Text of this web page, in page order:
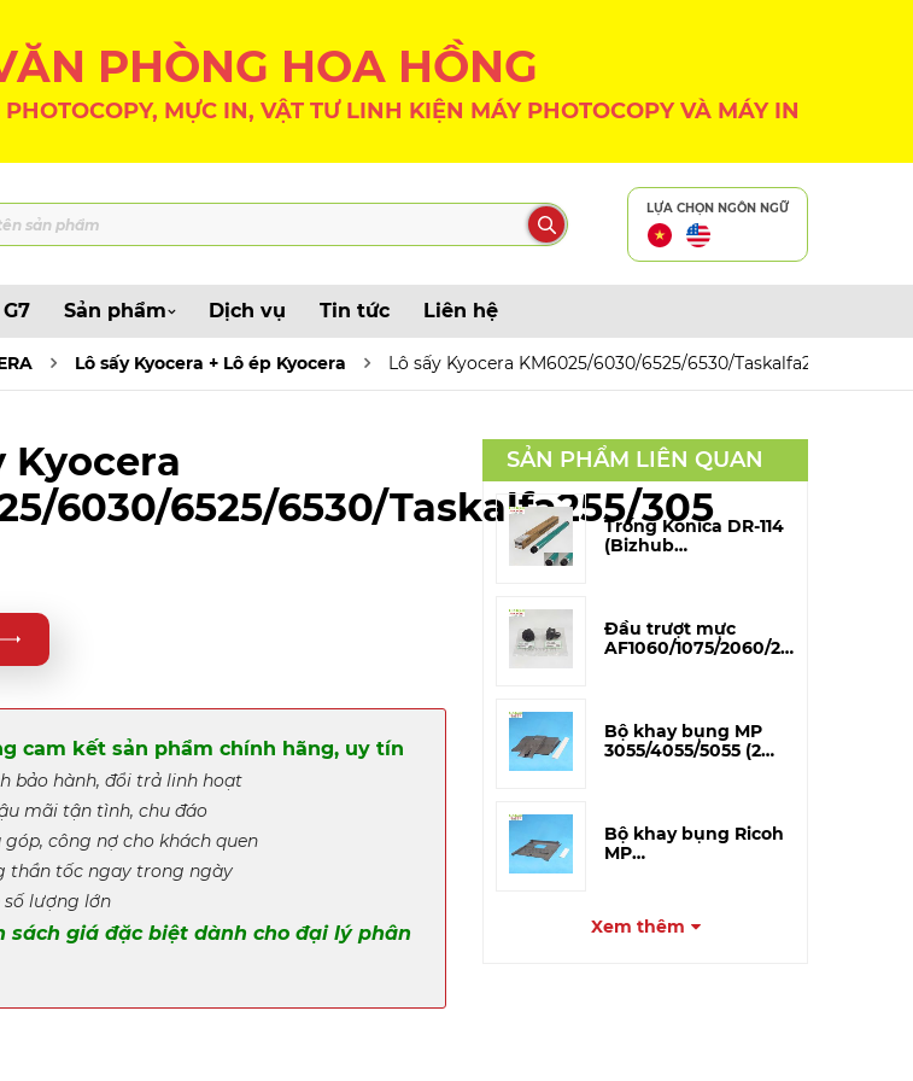
PHÒNG HOA HỒNG
MỰC IN, VẬT TƯ LINH KIỆN MÁY PHOTOCOPY VÀ MÁY IN
LỰA CHỌN NGÔN NGỮ
Sản phẩm Dịch vụ Tin tức Liên hệ
Lô sấy Kyocera + Lô ép Kyocera Lô sấy Kyocera KM6025/6030/6525/6530/Taskalfa255/305 –
Kyocera
6030/6525/6530/Taskalfa255/305
cam kết sản phẩm chính hãng, uy tín
bảo hành, đổi trả linh hoạt
mãi tận tình, chu đáo
công nợ cho khách quen
thần tốc ngay trong ngày
số lượng lớn
sách giá đặc biệt dành cho đại lý phân
SẢN PHẨM LIÊN QUAN
Trống Konica DR-114
(Bizhub
Đầu trượt mực
AF1060/1075/2060/2075
Bộ khay bụng MP
3055/4055/5055 (2
Bộ khay bụng Ricoh
MP
Xem thêm